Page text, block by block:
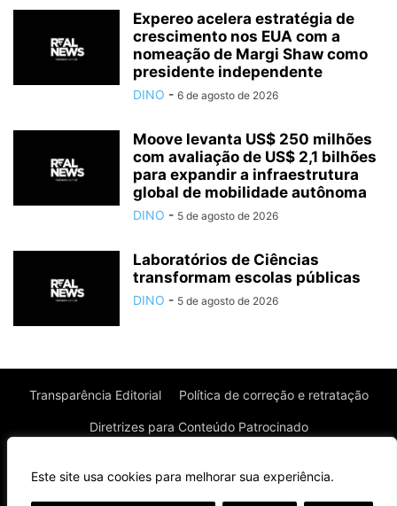
Este site usa cookies para melhorar sua experiência.
Expereo acelera estratégia de
crescimento nos EUA com a
nomeação de Margi Shaw como
presidente independente
DINO - 6 de agosto de 2026
Moove levanta US$ 250 milhões
com avaliação de US$ 2,1 bilhões
para expandir a infraestrutura
global de mobilidade autônoma
DINO - 5 de agosto de 2026
Laboratórios de Ciências
transformam escolas públicas
DINO - 5 de agosto de 2026
Transparência Editorial Política de correção e retratação
Diretrizes para Conteúdo Patrocinado